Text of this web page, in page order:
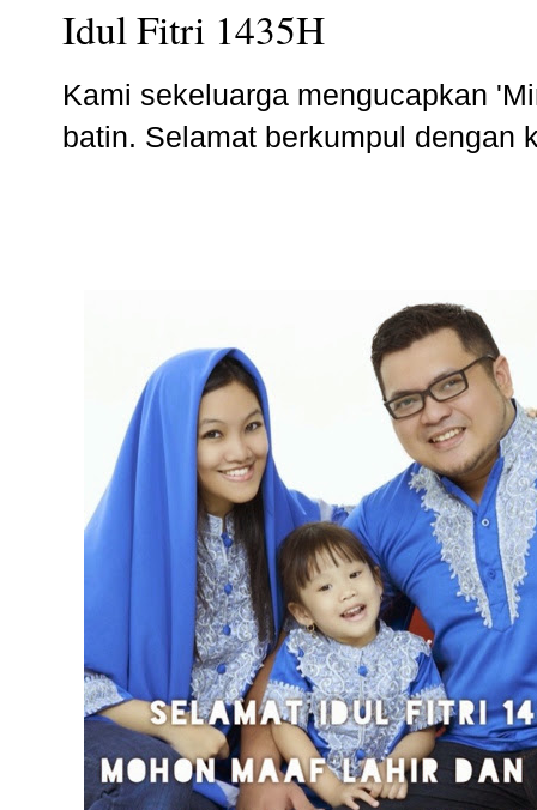
Idul Fitri 1435H
Kami sekeluarga mengucapkan
batin. Selamat berkumpul dengan